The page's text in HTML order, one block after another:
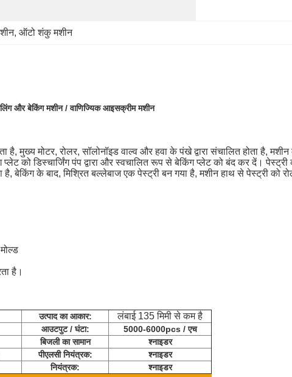
, ऑटो शंकु मशीन
और बेकिंग मशीन / वाणिज्यिक आइसक्रीम मशीन
है, मुख्य मोटर, रोलर, सॉलोनॉइड वाल्व और हवा के पंखे द्वारा संचालित होता है,
प्लेट को डिस्चार्जिंग पंप द्वारा और स्वचालित रूप से बेकिंग प्लेट को बंद कर दें। पेस्ट्री
के बाद, मिश्रित बल्लेबाज एक पेस्ट्री बन गया है, मशीन हाथ से पेस्ट्री को
है।
उत्पाद का आकार: लंबाई 135 मिमी से कम है
आउटपुट / घंटा:
5000-6000pcs / एच
बिजली का सामान
श्नाइडर
पीएलसी नियंत्रक:
श्नाइडर
नियंत्रक: श्नाइडर